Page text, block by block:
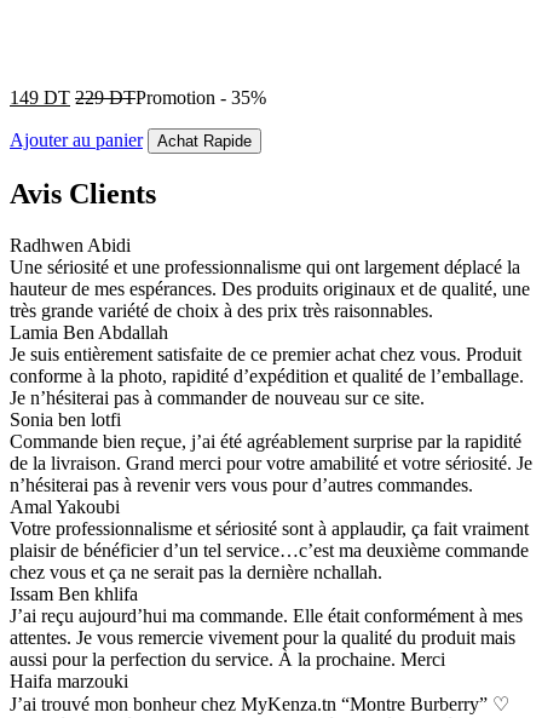
149 DT 229DTPromotion - 35%
Ajouter au panier Achat Rapide
Avis Clients
Radhwen Abidi
Une sériosité et une professionnalisme qui ont largement déplacé la
hauteur de mes espérances. Des produits originaux et de qualité, une
très grande variété de choix à des prix très raisonnables.
Lamia Ben Abdallah
Je suis entièrement satisfaite de ce premier achat chez vous. Produit
conforme à la photo, rapidité d’expédition et qualité de l’emballage.
Je n’hésiterai pas à commander de nouveau sur ce site.
Sonia ben lotfi
Commande bien reçue, j’ai été agréablement surprise par la rapidité
de la livraison. Grand merci pour votre amabilité et votre sériosité. Je
n’hésiterai pas à revenir vers vous pour d’autres commandes.
Amal Yakoubi
Votre professionnalisme et sériosité sont à applaudir, ça fait vraiment
plaisir de bénéficier d’un tel service…c’est ma deuxième commande
chez vous et ça ne serait pas la dernière nchallah.
Issam Ben khlifa
J’ai reçu aujourd’hui ma commande. Elle était conformément à mes
attentes. Je vous remercie vivement pour la qualité du produit mais
aussi pour la perfection du service. À la prochaine. Merci
Haifa marzouki
J’ai trouvé mon bonheur chez MyKenza.tn “Montre Burberry” ♡